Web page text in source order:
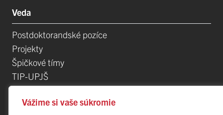
Vážime si vaše súkromie
Veda
Postdoktorandské pozíce
Projekty
Špičkové tímy
TIP-UPJŠ
Evidencia publikačnej činnosti